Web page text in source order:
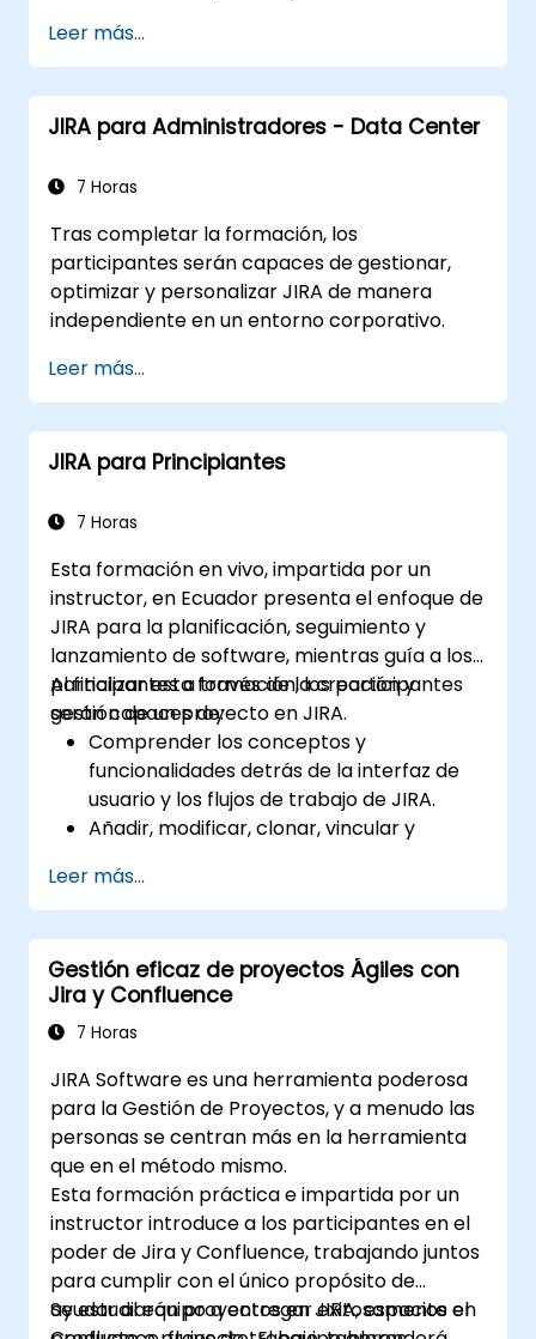
Leer más...
JIRA para Administradores - Data Center
7 Horas
Tras completar la formación, los
participantes serán capaces de gestionar,
optimizar y personalizar JIRA de manera
independiente en un entorno corporativo.
Leer más...
JIRA para Principiantes
7 Horas
Esta formación en vivo, impartida por un
instructor, en Ecuador presenta el enfoque de
JIRA para la planificación, seguimiento y
lanzamiento de software, mientras guía a los
participantes a través de la creación y
gestión de un proyecto en JIRA.
Al finalizar esta formación, los participantes
serán capaces de:
Comprender los conceptos y
funcionalidades detrás de la interfaz de
usuario y los flujos de trabajo de JIRA.
Añadir, modificar, clonar, vincular y
Hacer avanzar los problemas a través de
todo el flujo de trabajo.
Ejecutar búsquedas.
Gestionar y personalizar pantallas y
filtros.
Leer más...
Gestión eficaz de proyectos Ágiles con
Jira y Confluence
7 Horas
JIRA Software es una herramienta poderosa
para la Gestión de Proyectos, y a menudo las
personas se centran más en la herramienta
que en el método mismo.
Esta formación práctica e impartida por un
instructor introduce a los participantes en el
poder de Jira y Confluence, trabajando juntos
para cumplir con el único propósito de
ayudar al equipo a entregar exitosamente el
Se estudiarán proyectos en JIRA, espacios en